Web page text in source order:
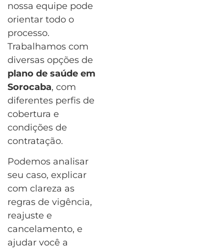
nossa equipe pode
orientar todo o
processo.
Trabalhamos com
diversas opções de
plano de saúde em
Sorocaba, com
diferentes perfis de
cobertura e
condições de
contratação.
Podemos analisar
seu caso, explicar
com clareza as
regras de vigência,
reajuste e
cancelamento, e
ajudar você a